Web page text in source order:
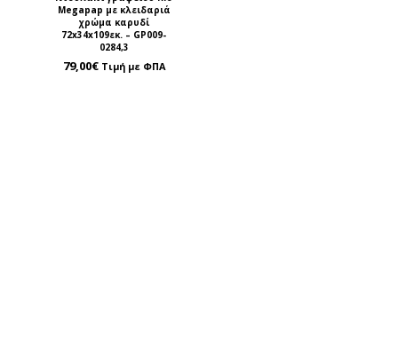
Megapap με κλειδαριά
χρώμα καρυδί
72x34x109εκ. – GP009-
0284,3
79,00€ Τιμή με ΦΠΑ